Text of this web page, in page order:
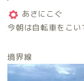
あさにこぐ
今朝は自転車をこい
境界線